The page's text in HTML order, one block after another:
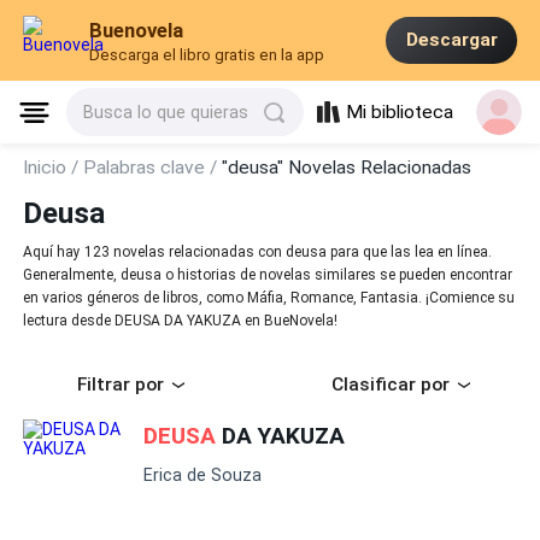
Buenovela
Descarga el libro gratis en la app
Descargar
Busca lo que quieras Mi biblioteca
Inicio / Palabras clave /"deusa" Novelas Relacionadas
Deusa
Aquí hay 123 novelas relacionadas con deusa para que las lea en línea.
Generalmente, deusa o historias de novelas similares se pueden encontrar
en varios géneros de libros, como Máfia, Romance, Fantasia. ¡Comience su
lectura desde DEUSA DA YAKUZA en BueNovela!
Filtrar por Clasificar por
DEUSA DA YAKUZA
Erica de Souza